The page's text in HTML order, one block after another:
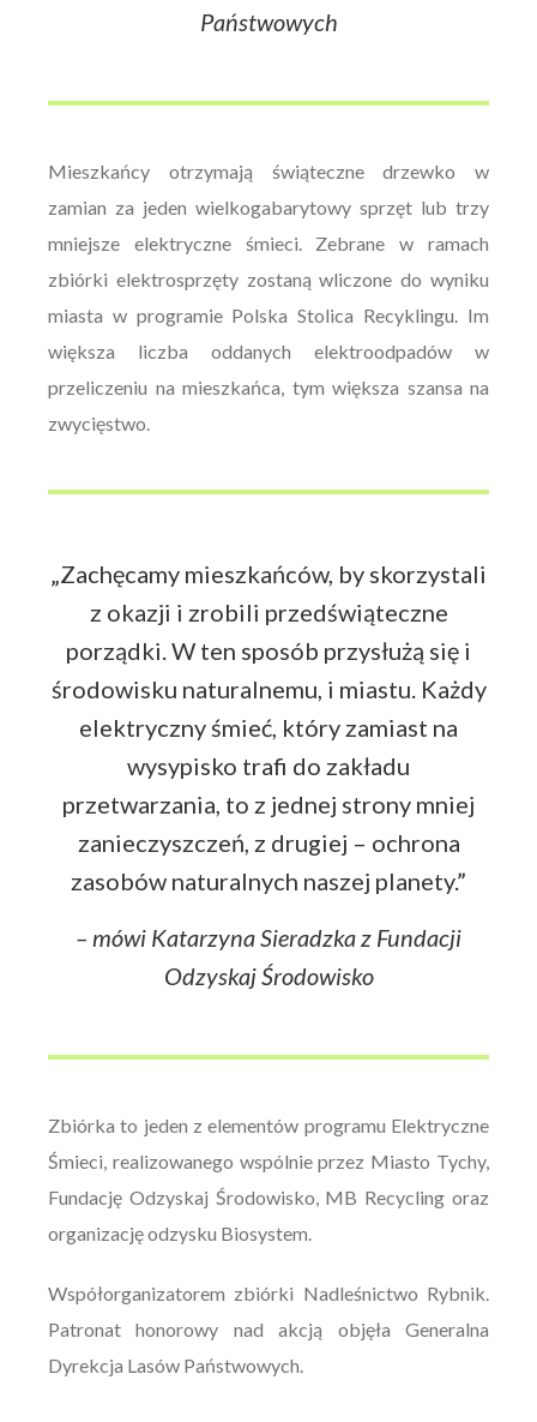
Państwowych
Mieszkańcy otrzymają świąteczne drzewko w
zamian za jeden wielkogabarytowy sprzęt lub trzy
mniejsze elektryczne śmieci. Zebrane w ramach
zbiórki elektrosprzęty zostaną wliczone do wyniku
miasta w programie Polska Stolica Recyklingu. Im
większa liczba oddanych elektroodpadów w
przeliczeniu na mieszkańca, tym większa szansa na
zwycięstwo.
„Zachęcamy mieszkańców, by skorzystali
z okazji i zrobili przedświąteczne
porządki. W ten sposób przysłużą się i
środowisku naturalnemu, i miastu. Każdy
elektryczny śmieć, który zamiast na
wysypisko trafi do zakładu
przetwarzania, to z jednej strony mniej
zanieczyszczeń, z drugiej – ochrona
zasobów naturalnych naszej planety.”
– mówi Katarzyna Sieradzka z Fundacji
Odzyskaj Środowisko
Zbiórka to jeden z elementów programu Elektryczne
Śmieci, realizowanego wspólnie przez Miasto Tychy,
Fundację Odzyskaj Środowisko, MB Recycling oraz
organizację odzysku Biosystem.
Współorganizatorem zbiórki Nadleśnictwo Rybnik.
Patronat honorowy nad akcją objęła Generalna
Dyrekcja Lasów Państwowych.